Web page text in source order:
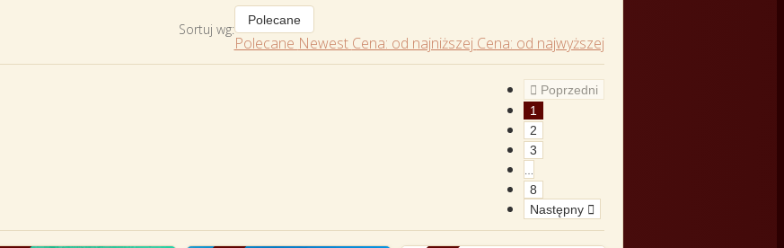
Sortuj wg:
Polecane
Polecane Newest Cena: od najniższej Cena: od najwyższej
 Poprzedni
1
2
3
…
8
Następny 